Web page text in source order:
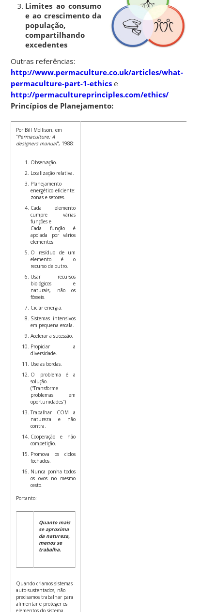
Limites ao consumo
e ao crescimento da
população,
compartilhando
excedentes
Outras referências:
http://www.permaculture.co.uk/articles/what-
permaculture-part-1-ethics e
http://permacultureprinciples.com/ethics/
Princípios de Planejamento:
Por Bill Mollison, em
“Permaculture: A
designers manual“, 1988:
Observação.
Localização relativa.
Planejamento
energético eficiente:
zonas e setores.
Cada elemento
cumpre várias
funções e
Cada função é
apoiada por vários
elementos.
O resíduo de um
elemento é o
recurso de outro.
Usar recursos
biológicos e
naturais, não os
fósseis.
Ciclar energia.
Sistemas intensivos
em pequena escala.
Acelerar a sucessão.
Propiciar a
diversidade.
Use as bordas.
O problema é a
solução.
(“Transforme
problemas em
oportunidades”)
Trabalhar COM a
natureza e não
contra.
Cooperação e não
competição.
Promova os ciclos
fechados.
Nunca ponha todos
os ovos no mesmo
cesto.
Portanto:
Quanto mais
se aproxima
da natureza,
menos se
trabalha.
Quando criamos sistemas
auto-sustentados, não
precisamos trabalhar para
alimentar e proteger os
elementos do sistema.